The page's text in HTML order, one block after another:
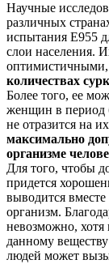
Научные
различных
испытания Е955
слои населения.
оптимистичными,
количествах
Более того, ее
женщин в период
не отразится на
максимально
организме
Для того, чтобы
придется
выводится
организм.
невозможно,
данному
людей может